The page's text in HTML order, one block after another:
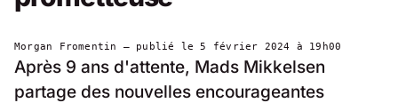
Morgan Fromentin — publié le5 février 2024 à 19h00
Après 9 ans d'attente, Mads Mikkelsen
partage des nouvelles encourageantes